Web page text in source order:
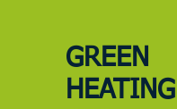
GREEN
HEATING